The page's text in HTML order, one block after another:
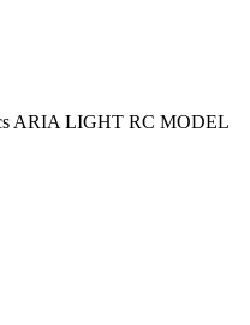
ARIA LIGHT RC MODEL